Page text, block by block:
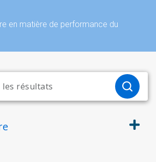
en matière de performance du